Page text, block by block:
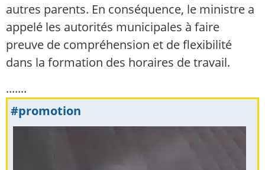
autres parents. En conséquence, le ministre a
appelé les autorités municipales à faire
preuve de compréhension et de flexibilité
dans la formation des horaires de travail.
.......
#promotion